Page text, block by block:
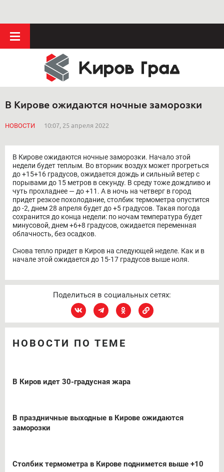
В Кирове ожидаются ночные заморозки
НОВОСТИ 10:07, 25 апреля 2022
В Кирове ожидаются ночные заморозки. Начало этой
недели будет теплым. Во вторник воздух может прогреться
до +15+16 градусов, ожидается дождь и сильный ветер с
порывами до 15 метров в секунду. В среду тоже дождливо и
чуть прохладнее — до +11. А в ночь на четверг в город
придет резкое похолодание, столбик термометра опустится
до -2, днем 28 апреля будет до +5 градусов. Такая погода
сохранится до конца недели: по ночам температура будет
минусовой, днем +6+8 градусов, ожидается переменная
облачность, без осадков.
Снова тепло придет в Киров на следующей неделе. Как и в
начале этой ожидается до 15-17 градусов выше ноля.
Поделиться в социальных сетях:
НОВОСТИ ПО ТЕМЕ
В Киров идет 30-градусная жара
В праздничные выходные в Кирове ожидаются
заморозки
Столбик термометра в Кирове поднимется выше +10